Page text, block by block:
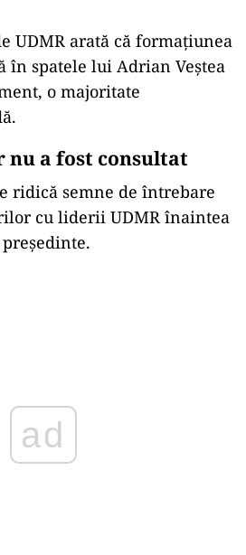
UDMR arată că formațiunea
în spatele lui Adrian Veștea
o majoritate
nu a fost consultat
ridică semne de întrebare
cu liderii UDMR înaintea
ad